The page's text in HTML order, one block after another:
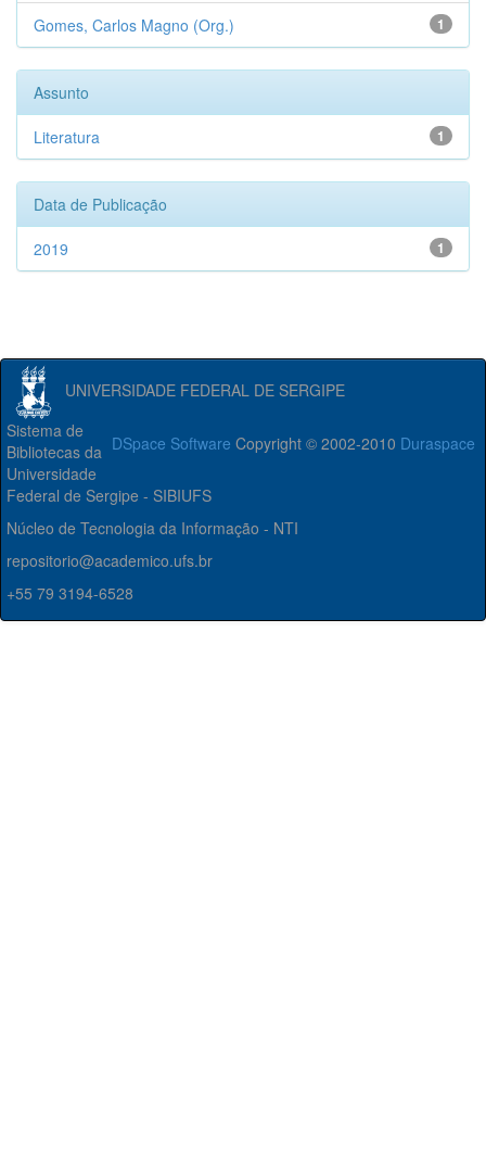
1
Gomes, Carlos Magno (Org.)
Assunto
1
Literatura
Data de Publicação
1
2019
UNIVERSIDADE FEDERAL DE SERGIPE
DSpace Software Copyright © 2002-2010 Duraspace
Sistema de
Bibliotecas da
Universidade
Federal de Sergipe - SIBIUFS
Núcleo de Tecnologia da Informação - NTI
repositorio@academico.ufs.br
+55 79 3194-6528